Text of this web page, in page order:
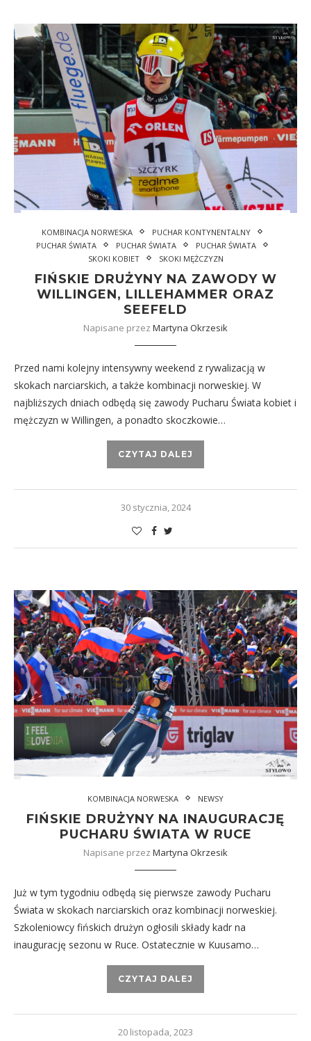
KOMBINACJA NORWESKA
PUCHAR KONTYNENTALNY
PUCHAR ŚWIATA
PUCHAR ŚWIATA
PUCHAR ŚWIATA
SKOKI KOBIET
SKOKI MĘŻCZYZN
FIŃSKIE DRUŻYNY NA ZAWODY W
WILLINGEN, LILLEHAMMER ORAZ
SEEFELD
Napisane przez Martyna Okrzesik
Przed nami kolejny intensywny weekend z rywalizacją w
skokach narciarskich, a także kombinacji norweskiej. W
najbliższych dniach odbędą się zawody Pucharu Świata kobiet i
mężczyzn w Willingen, a ponadto skoczkowie…
CZYTAJ DALEJ
30 stycznia, 2024
KOMBINACJA NORWESKA NEWSY
FIŃSKIE DRUŻYNY NA INAUGURACJĘ
PUCHARU ŚWIATA W RUCE
Napisane przez Martyna Okrzesik
Już w tym tygodniu odbędą się pierwsze zawody Pucharu
Świata w skokach narciarskich oraz kombinacji norweskiej.
Szkoleniowcy fińskich drużyn ogłosili składy kadr na
inaugurację sezonu w Ruce. Ostatecznie w Kuusamo…
CZYTAJ DALEJ
20 listopada, 2023